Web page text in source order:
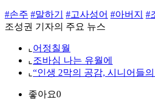
#손주 #말하기 #고사성어 #아버지 #
조성권 기자의 주요 뉴스
⌞ 어정칠월
⌞ 조바심 나는 유월에
⌞ “인생 2막의 공감, 시니어들
좋아요0